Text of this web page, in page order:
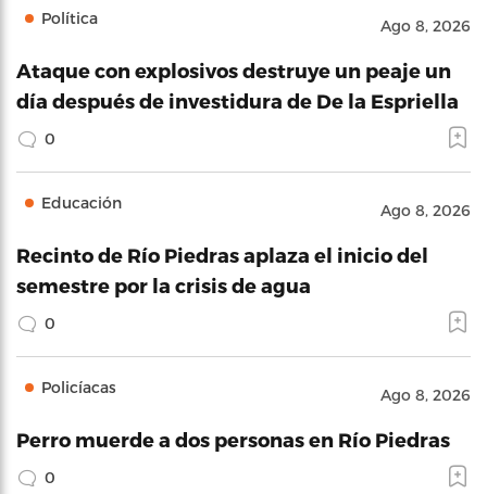
Política Ago 8, 2026
Ataque con explosivos destruye un peaje un
día después de investidura de De la Espriella
0
Educación Ago 8, 2026
Recinto de Río Piedras aplaza el inicio del
semestre por la crisis de agua
0
Policíacas Ago 8, 2026
Perro muerde a dos personas en Río Piedras
0